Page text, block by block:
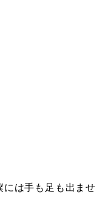
は手も足も出ませ